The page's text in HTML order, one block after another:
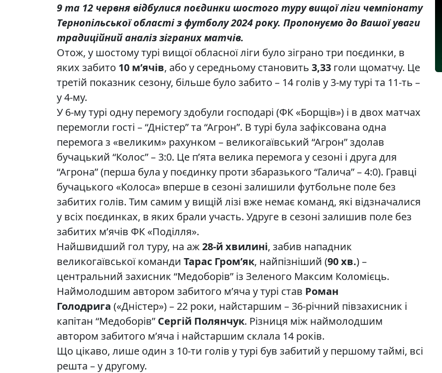
9 та 12 червня відбулися поєдинки шостого туру вищої ліги чемпіонату
Тернопільської області з футболу 2024 року. Пропонуємо до Вашої уваги
традиційний аналіз зіграних матчів.
Отож, у шостому турі вищої обласної ліги було зіграно три поєдинки, в
яких забито 10 м’ячів, або у середньому становить 3,33 голи щоматчу. Це
третій показник сезону, більше було забито – 14 голів у 3-му турі та 11-ть –
у 4-му.
У 6-му турі одну перемогу здобули господарі (ФК «Борщів») і в двох матчах
перемогли гості – “Дністер” та “Агрон”. В турі була зафіксована одна
перемога з «великим» рахунком – великогаївський “Агрон” здолав
бучацький “Колос” – 3:0. Це п’ята велика перемога у сезоні і друга для
“Агрона” (перша була у поєдинку проти збаразького “Галича” – 4:0). Гравці
бучацького «Колоса» вперше в сезоні залишили футбольне поле без
забитих голів. Тим самим у вищій лізі вже немає команд, які відзначалися
у всіх поєдинках, в яких брали участь. Удруге в сезоні залишив поле без
забитих м’ячів ФК «Поділля».
Найшвидший гол туру, на аж28-й хвилині, забив нападник
великогаївської команди Тарас Гром’як, найпізніший (90 хв.) –
центральний захисник “Медоборів” із Зеленого Максим Коломієць.
Наймолодшим автором забитого м’яча у турі став Роман
Голодрига («Дністер») – 22 роки, найстаршим – 36-річний півзахисник і
капітан “Медоборів” Сергій Полянчук. Різниця між наймолодшим
автором забитого м’яча і найстаршим склала 14 років.
Що цікаво, лише один з 10-ти голів у турі був забитий у першому таймі, всі
решта – у другому.